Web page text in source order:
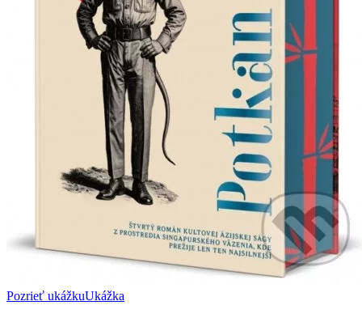
Pozrieť ukážkuUkážka